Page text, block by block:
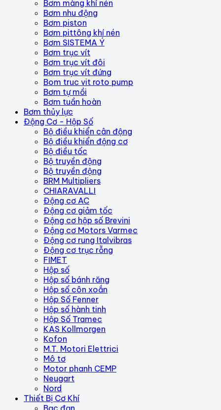
Bơm màng khí nén
Bơm nhu động
Bơm piston
Bơm pittông khí nén
Bơm SISTEMA Ý
Bơm trục vít
Bơm trục vít đôi
Bơm trục vít đứng
Bom truc vit roto pump
Bơm tự mồi
Bơm tuần hoàn
Bơm thủy lực
Động Cơ - Hộp Số
Bộ điều khiển cân động
Bộ điều khiển động cơ
Bộ điều tốc
Bộ truyền động
Bộ truyền động
BRM Multipliers
CHIARAVALLI
Động cơ AC
Động cơ giảm tốc
Động cơ hộp số Brevini
Động cơ Motors Varmec
Động cơ rung Italvibras
Động cơ trục rỗng
FIMET
Hộp số
Hộp số bánh răng
Hộp số côn xoắn
Hộp Số Fenner
Hộp số hành tinh
Hộp Số Tramec
KAS Kollmorgen
Kofon
M.T. Motori Elettrici
Mô tơ
Motor phanh CEMP
Neugart
Nord
Thiết Bị Cơ Khí
Bạc đạn